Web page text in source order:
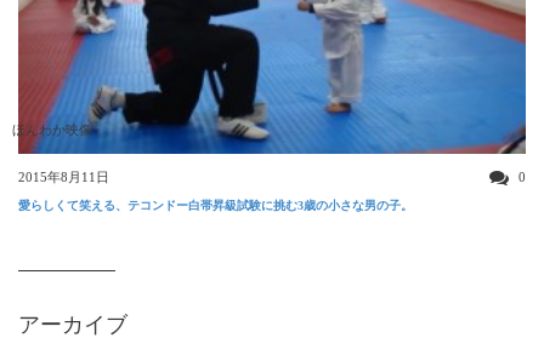
ほんわか映像
2015年8月11日 0
愛らしくて笑える、テコンドー白帯昇級試験に挑む3歳の小さな男の子。
アーカイブ